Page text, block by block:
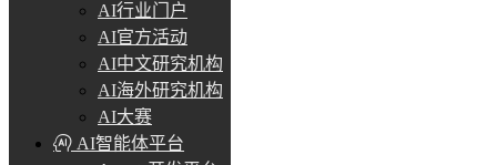
AI行业门户
AI官方活动
AI中文研究机构
AI海外研究机构
AI大赛
AI智能体平台